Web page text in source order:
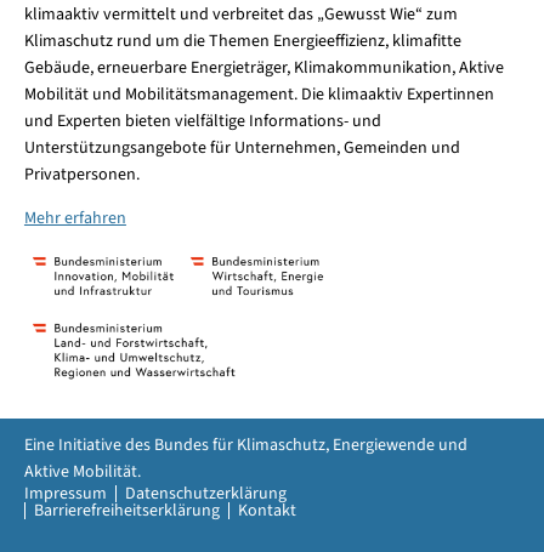
klimaaktiv vermittelt und verbreitet das „Gewusst Wie“ zum
Klimaschutz rund um die Themen Energieeffizienz, klimafitte
Gebäude, erneuerbare Energieträger, Klimakommunikation, Aktive
Mobilität und Mobilitätsmanagement. Die klimaaktiv Expertinnen
und Experten bieten vielfältige Informations- und
Unterstützungsangebote für Unternehmen, Gemeinden und
Privatpersonen.
Mehr erfahren
Impressum Datenschutzerklärung
Barrierefreiheitserklärung Kontakt
Eine Initiative des Bundes für Klimaschutz, Energiewende und
Aktive Mobilität.